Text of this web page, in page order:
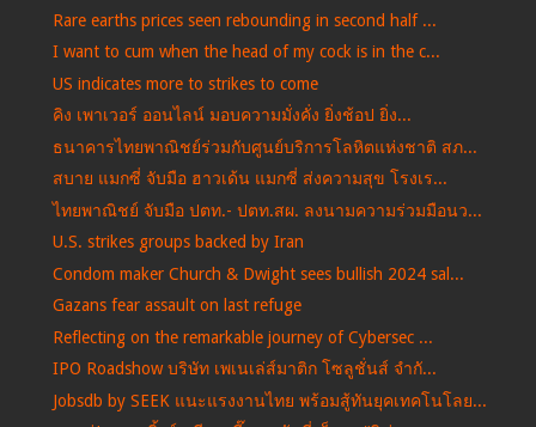
Rare earths prices seen rebounding in second half ...
I want to cum when the head of my cock is in the c...
US indicates more to strikes to come
คิง เพาเวอร์ ออนไลน์ มอบความมั่งคั่ง ยิ่งช้อป ยิ่ง...
ธนาคารไทยพาณิชย์ร่วมกับศูนย์บริการโลหิตแห่งชาติ สภ...
สบาย แมกซี่ จับมือ ฮาวเด้น แมกซี่ ส่งความสุข โรงเร...
ไทยพาณิชย์ จับมือ ปตท.- ปตท.สผ. ลงนามความร่วมมือนว...
U.S. strikes groups backed by Iran
Condom maker Church & Dwight sees bullish 2024 sal...
Gazans fear assault on last refuge
Reflecting on the remarkable journey of Cybersec ...
IPO Roadshow บริษัท เพเนเล่ส์มาติก โซลูชั่นส์ จำกั...
Jobsdb by SEEK แนะแรงงานไทย พร้อมสู้ทันยุคเทคโนโลย...